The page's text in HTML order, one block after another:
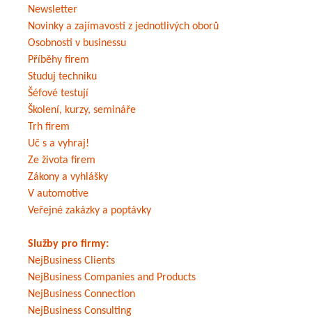
Newsletter
Novinky a zajímavosti z jednotlivých oborů
Osobnosti v businessu
Příběhy firem
Studuj techniku
Šéfové testují
Školení, kurzy, semináře
Trh firem
Uč s a vyhraj!
Ze života firem
Zákony a vyhlášky
V automotive
Veřejné zakázky a poptávky
Služby pro firmy:
NejBusiness Clients
NejBusiness Companies and Products
NejBusiness Connection
NejBusiness Consulting